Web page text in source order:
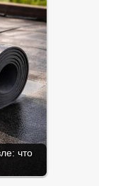
что